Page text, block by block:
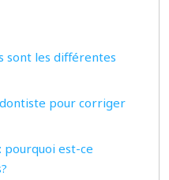
sont les différentes
pour corriger
est-ce